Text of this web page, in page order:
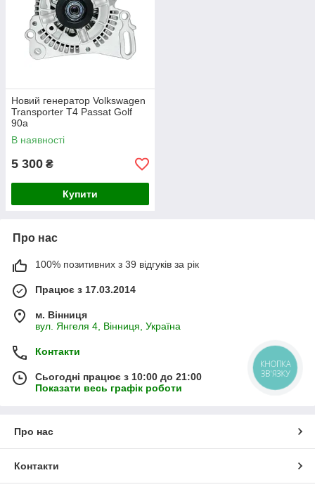
Новий генератор Volkswagen
Transporter T4 Passat Golf
90а
В наявності
5 300 ₴
Купити
Про нас
100% позитивних з 39 відгуків за рік
Працює з 17.03.2014
м. Вінниця
вул. Янгеля 4, Вінниця, Україна
Контакти
Сьогодні працює з 10:00 до 21:00
Показати весь графік роботи
Про нас
Контакти
КНОПКА
ЗВ'ЯЗКУ